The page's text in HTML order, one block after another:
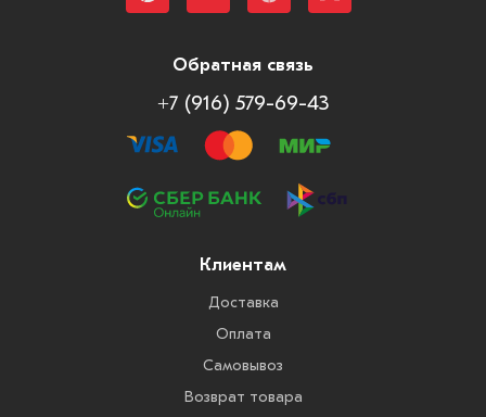
Обратная связь
+7 (916) 579-69-43
Клиентам
Доставка
Оплата
Самовывоз
Возврат товара